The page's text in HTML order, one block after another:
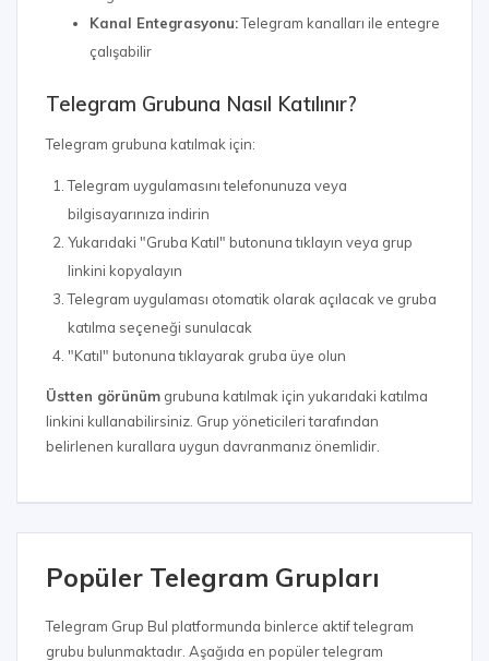
Kanal Entegrasyonu:Telegram kanalları ile entegre
çalışabilir
Telegram Grubuna Nasıl Katılınır?
Telegram grubuna katılmak için:
Telegram uygulamasını telefonunuza veya
bilgisayarınıza indirin
Yukarıdaki "Gruba Katıl" butonuna tıklayın veya grup
linkini kopyalayın
Telegram uygulaması otomatik olarak açılacak ve gruba
katılma seçeneği sunulacak
"Katıl" butonuna tıklayarak gruba üye olun
Üstten görünüm grubuna katılmak için yukarıdaki katılma
linkini kullanabilirsiniz. Grup yöneticileri tarafından
belirlenen kurallara uygun davranmanız önemlidir.
Popüler Telegram Grupları
Telegram Grup Bul platformunda binlerce aktif telegram
grubu bulunmaktadır. Aşağıda en popüler telegram